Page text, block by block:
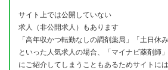
サイト上では公開していない
求人（非公開求人）もあります
「高年収かつ転勤なしの調剤薬局」「土日休
といった人気求人の場合、「マイナビ薬剤師
にご紹介してしまうこともあるためサイトに